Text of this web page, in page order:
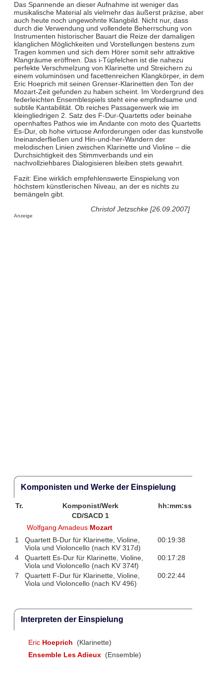
Das Spannende an dieser Aufnahme ist weniger das
musikalische Material als vielmehr das äußerst präzise, aber
auch heute noch ungewohnte Klangbild. Nicht nur, dass
durch die Verwendung und vollendete Beherrschung von
Instrumenten historischer Bauart die Reize der damaligen
klanglichen Möglichkeiten und Vorstellungen bestens zum
Tragen kommen und sich dem Hörer somit sehr attraktive
Klangräume eröffnen. Das i-Tüpfelchen ist die nahezu
perfekte Verschmelzung von Klarinette und Streichern zu
einem voluminösen und facettenreichen Klangkörper, in dem
Eric Hoeprich mit seinen Grenser-Klarinetten den Ton der
Mozart-Zeit gefunden zu haben scheint. Im Vordergrund des
federleichten Ensemblespiels steht eine empfindsame und
subtile Kantabilität. Ob reiches Passagenwerk wie im
kleingliedrigen 2. Satz des F-Dur-Quartetts oder beinahe
opernhaftes Pathos wie im Andante con moto des Quartetts
Es-Dur, ob hohe virtuose Anforderungen oder das kunstvolle
Ineinanderfließen und Hin-und-her-Wandern der
melodischen Linien zwischen Klarinette und Violine – die
Durchsichtigkeit des Stimmverbands und ein
nachvollziehbares Dialogisieren bleiben stets gewahrt.
Fazit: Eine wirklich empfehlenswerte Einspielung von
höchstem künstlerischen Niveau, an der es nichts zu
bemängeln gibt.
Christof Jetzschke [26.09.2007]
Anzeige
Komponisten und Werke der Einspielung
Tr. Komponist/Werk
hh:mm:ss
CD/SACD 1
Wolfgang Amadeus Mozart
1
Quartett B-Dur für Klarinette, Violine,
Viola und Violoncello (nach KV 317d)
00:19:38
4
Quartett Es-Dur für Klarinette, Violine,
Viola und Violoncello (nach KV 374f)
00:17:28
7
Quartett F-Dur für Klarinette, Violine,
Viola und Violoncello (nach KV 496)
00:22:44
Interpreten der Einspielung
Eric Hoeprich
(Klarinette)
Ensemble Les Adieux (Ensemble)